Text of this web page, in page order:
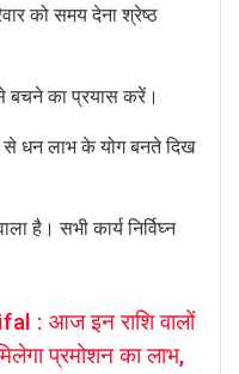
को समय देना श्रेष्ठ
बचने का प्रयास करें।
से धन लाभ के योग बनते दिख
है। सभी कार्य निर्विघ्न
: आज इन राशि वालों
प्रमोशन का लाभ,